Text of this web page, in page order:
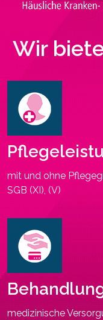
Wir
mit und ohne
SGB (XI), (V)
medizinische